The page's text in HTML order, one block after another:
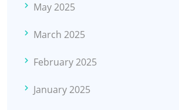
May 2025
March 2025
February 2025
January 2025